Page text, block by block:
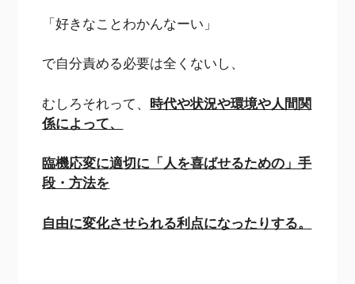
「好きなことわかんなーい」
で自分責める必要は全くないし、
むしろそれって、 時代や状況や環境や人間関
係によって、
臨機応変に適切に「人を喜ばせるための」手
段・方法を
自由に変化させられる利点になったりする。